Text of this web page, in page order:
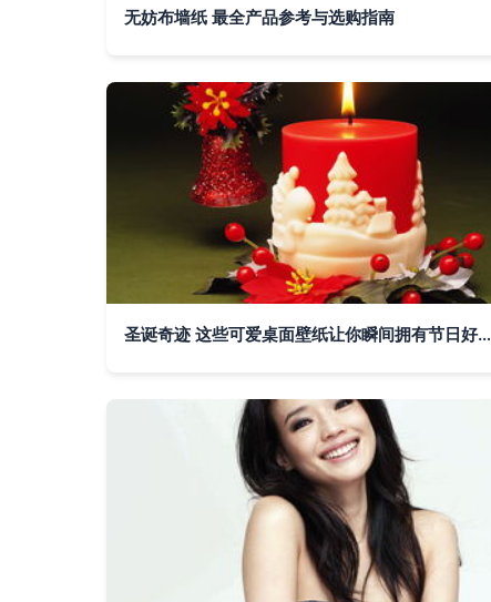
无妨布墙纸 最全产品参考与选购指南
圣诞奇迹 这些可爱桌面壁纸让你瞬间拥有节日好心情